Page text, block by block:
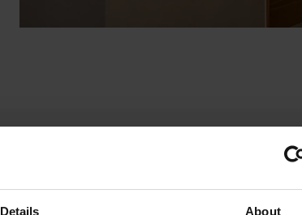
Details About
Az általunk nyújtott szolgáltatások